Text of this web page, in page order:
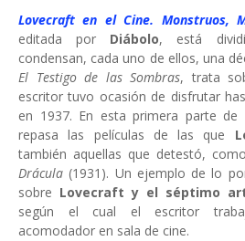
Lovecraft en el Cine. Monstruos,
editada por Diábolo, está
condensan, cada uno de ellos, una
El Testigo de las Sombras, trata
escritor tuvo ocasión de disfrutar
en 1937. En esta primera parte
repasa las películas de las que
también aquellas que detestó,
Drácula (1931). Un ejemplo de lo
sobre Lovecraft y el séptimo
según el cual el escritor
acomodador en sala de cine.